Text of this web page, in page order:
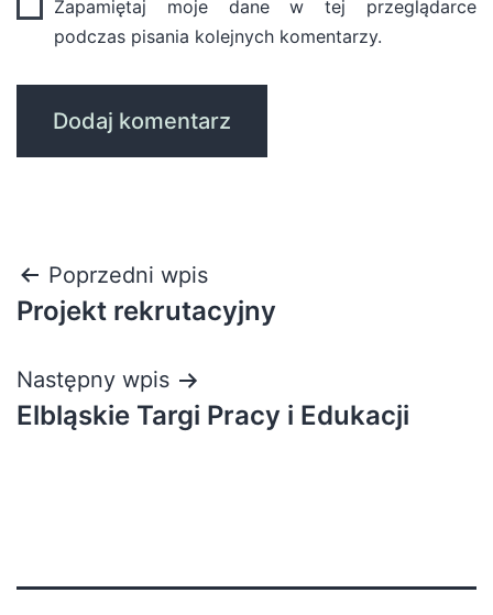
Zapamiętaj moje dane w tej przeglądarce
podczas pisania kolejnych komentarzy.
Poprzedni wpis
Projekt rekrutacyjny
Następny wpis
Elbląskie Targi Pracy i Edukacji